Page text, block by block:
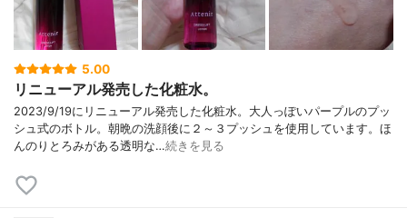
5.00
リニューアル発売した化粧水。
2023/9/19にリニューアル発売した化粧水。大人っぽいパープルのプッ
シュ式のボトル。朝晩の洗顔後に２～３プッシュを使用しています。ほ
んのりとろみがある透明な…続きを見る